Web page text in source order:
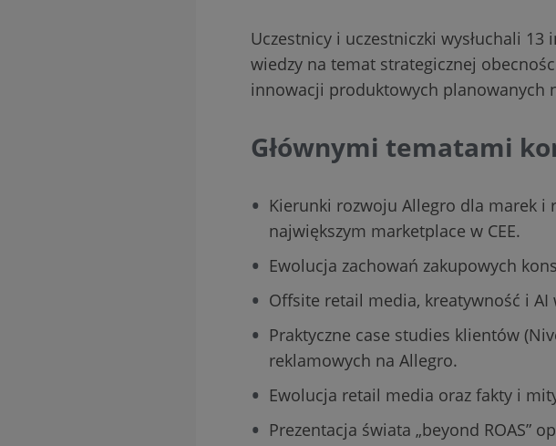
Uczestnicy i uczestniczki wysłuchali
wiedzy na temat strategicznej
innowacji produktowych planowanych
Głównymi tematami
Kierunki rozwoju Allegro dla marek
największym marketplace w CEE.
Ewolucja zachowań zakupowych
Offsite retail media, kreatywność i AI
Praktyczne case studies klientów
reklamowych na Allegro.
Ewolucja retail media oraz fakty i
Prezentacja świata „beyond ROAS”